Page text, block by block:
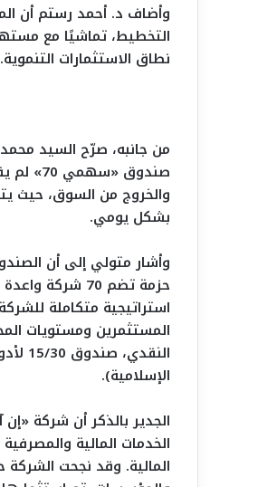
وأضاف د. أحمد رستم أن
التخطيط، تماشيًا مع
نطاق الاستثمارات التنموية.
من جانبه، صرّح السيد
صندوق
والخروج من السوق، حيث
بشكل يومي.
وأشار متولي إلى أن
حزمة تضم 70
استراتيجية متكاملة
الإسلامية).
الخدمات المالية